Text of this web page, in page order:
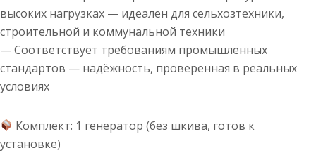
высоких нагрузках — идеален для сельхозтехники,
строительной и коммунальной техники
— Соответствует требованиям промышленных
стандартов — надёжность, проверенная в реальных
условиях
Комплект: 1 генератор (без шкива, готов к
установке)